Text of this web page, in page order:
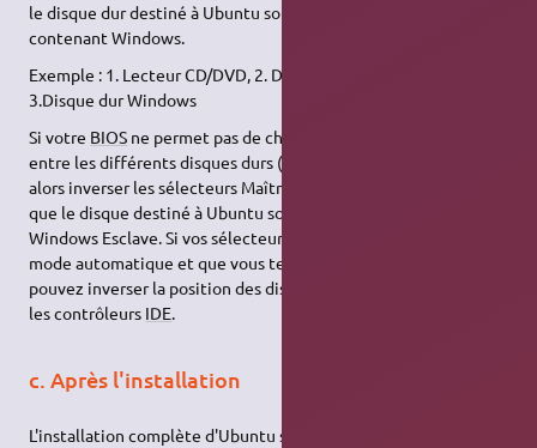
le disque dur destiné à Ubuntu soit devant le disque dur
contenant Windows.
Exemple : 1. Lecteur CD/DVD, 2. Disque dur destiné à Ubuntu,
3.Disque dur Windows
Si votre BIOS ne permet pas de choisir l'ordre de démarrage
entre les différents disques durs (cas très rare), il vous faudra
alors inverser les sélecteurs Maître/Esclave de vos disques pour
que le disque destiné à Ubuntu soit Maître et le disque
Windows Esclave. Si vos sélecteurs Maître/Esclave sont sur le
mode automatique et que vous tenez à les laisser ainsi, vous
pouvez inverser la position des disques sur la nappe, voire sur
les contrôleurs IDE
c. Après l'installation
L'installation complète d'Ubuntu s'est bien déroulée,